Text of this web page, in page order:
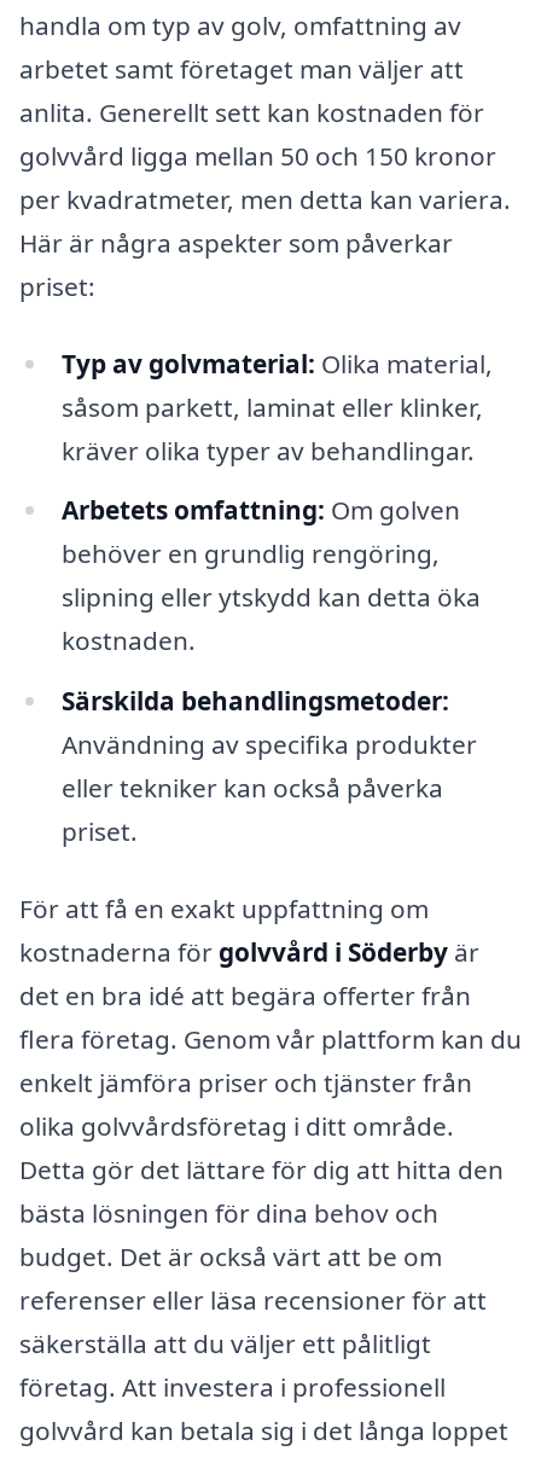
handla om typ av golv, omfattning av
arbetet samt företaget man väljer att
anlita. Generellt sett kan kostnaden för
golvvård ligga mellan 50 och 150 kronor
per kvadratmeter, men detta kan variera.
Här är några aspekter som påverkar
priset:
Typ av golvmaterial: Olika material,
såsom parkett, laminat eller klinker,
kräver olika typer av behandlingar.
Arbetets omfattning: Om golven
behöver en grundlig rengöring,
slipning eller ytskydd kan detta öka
kostnaden.
Särskilda behandlingsmetoder:
Användning av specifika produkter
eller tekniker kan också påverka
priset.
För att få en exakt uppfattning om
kostnaderna för golvvård i Söderby är
det en bra idé att begära offerter från
flera företag. Genom vår plattform kan du
enkelt jämföra priser och tjänster från
olika golvvårdsföretag i ditt område.
Detta gör det lättare för dig att hitta den
bästa lösningen för dina behov och
budget. Det är också värt att be om
referenser eller läsa recensioner för att
säkerställa att du väljer ett pålitligt
företag. Att investera i professionell
golvvård kan betala sig i det långa loppet